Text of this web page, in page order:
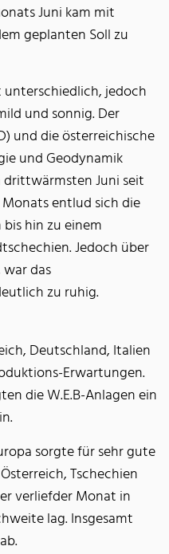
Juni kam mit
geplanten Soll zu
jedoch
und sonnig. Der
und die österreichische
und Geodynamik
drittwärmsten Juni seit
Monats entlud sich die
hin zu einem
Jedoch über
das
zu ruhig.
Deutschland, Italien
Erwartungen.
die W.E.B-Anlagen ein
sorgte für sehr gute
Tschechien
verliefder Monat in
lag. Insgesamt